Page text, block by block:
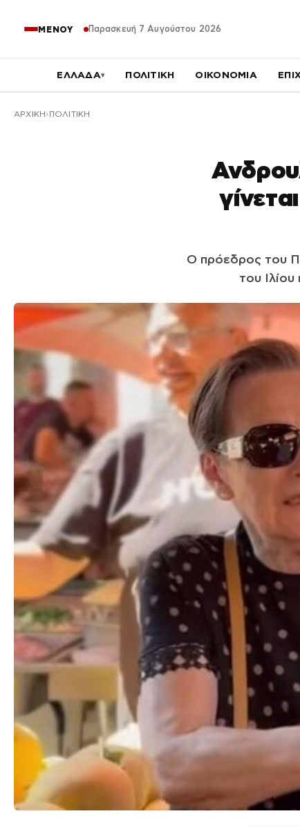
ΜΕΝΟΥ Παρασκευή 7 Αυγούστου 2026
ΕΛΛΑΔΑ▾ ΠΟΛΙΤΙΚΗ ΟΙΚΟΝΟΜΙΑ
ΑΡΧΙΚΉ ΠΟΛΙΤΙΚΗ
Ο πρόεδρος του
του Ιλίου